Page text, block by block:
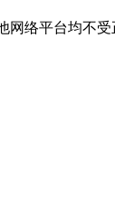
络平台均不